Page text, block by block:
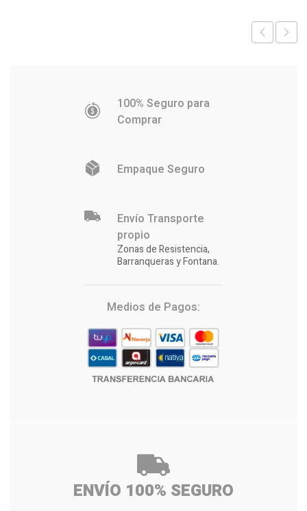
100% Seguro para
Comprar
Empaque Seguro
Envío Transporte
propio
Zonas de Resistencia,
Barranqueras y Fontana.
Medios de Pagos:
ENVÍO 100% SEGURO